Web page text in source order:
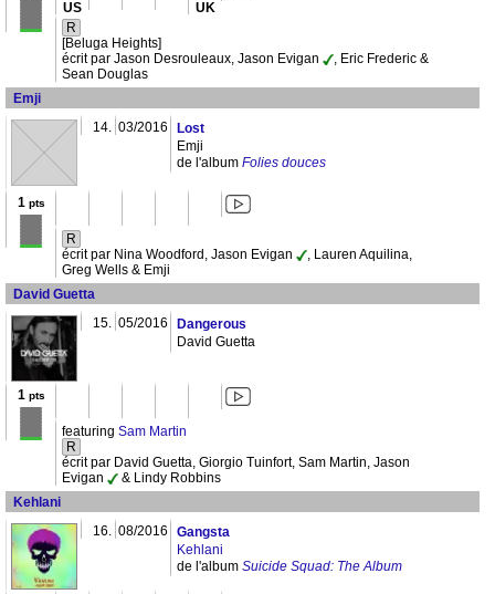
US UK
R
[Beluga Heights]
écrit par Jason Desrouleaux, Jason Evigan
, Eric Frederic &
Sean Douglas
Emji
14. 03/2016
Lost
Emji
de l'album Folies douces
1 pts
R
écrit par Nina Woodford, Jason Evigan
, Lauren Aquilina,
Greg Wells & Emji
David Guetta
15. 05/2016
Dangerous
David Guetta
1 pts
featuring Sam Martin
R
écrit par David Guetta, Giorgio Tuinfort, Sam Martin, Jason
Evigan
& Lindy Robbins
Kehlani
16. 08/2016
Gangsta
Kehlani
de l'album Suicide Squad: The Album